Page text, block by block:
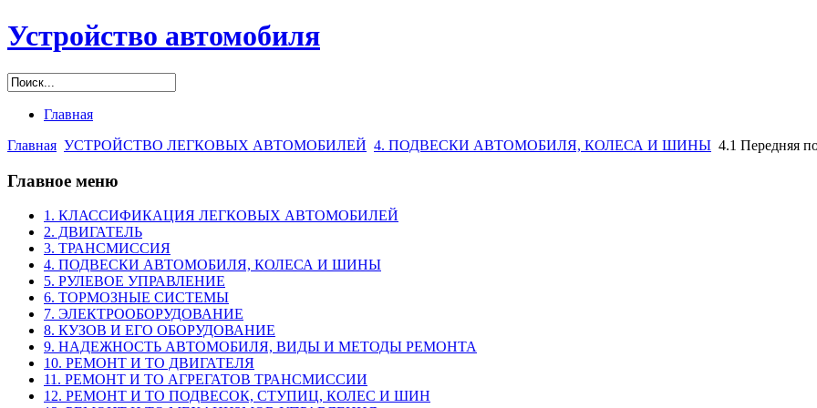
Устройство автомобиля
Главная
Главная УСТРОЙСТВО ЛЕГКОВЫХ АВТОМОБИЛЕЙ 4. ПОДВЕСКИ АВТОМОБИЛЯ, КОЛЕСА И ШИНЫ 4.1 Передняя
Главное меню
1. КЛАССИФИКАЦИЯ ЛЕГКОВЫХ АВТОМОБИЛЕЙ
2. ДВИГАТЕЛЬ
3. ТРАНСМИССИЯ
4. ПОДВЕСКИ АВТОМОБИЛЯ, КОЛЕСА И ШИНЫ
5. РУЛЕВОЕ УПРАВЛЕНИЕ
6. ТОРМОЗНЫЕ СИСТЕМЫ
7. ЭЛЕКТРООБОРУДОВАНИЕ
8. КУЗОВ И ЕГО ОБОРУДОВАНИЕ
9. НАДЕЖНОСТЬ АВТОМОБИЛЯ, ВИДЫ И МЕТОДЫ РЕМОНТА
10. РЕМОНТ И ТО ДВИГАТЕЛЯ
11. РЕМОНТ И ТО АГРЕГАТОВ ТРАНСМИССИИ
12. РЕМОНТ И ТО ПОДВЕСОК, СТУПИЦ, КОЛЕС И ШИН